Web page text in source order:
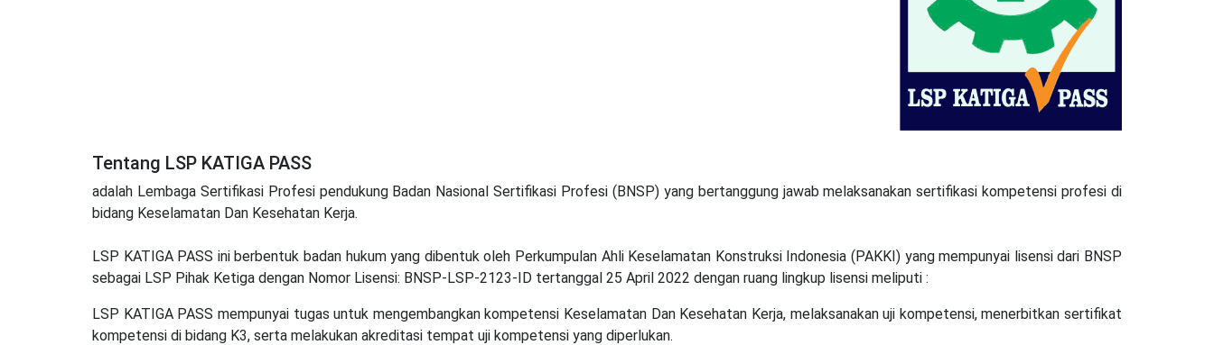
Tentang LSP KATIGA PASS
adalah Lembaga Sertifikasi Profesi pendukung Badan Nasional Sertifikasi Profesi (BNSP) yang bertanggung jawab melaksanakan sertifikasi kompetensi profesi di
bidang Keselamatan Dan Kesehatan Kerja.
LSP KATIGA PASS ini berbentuk badan hukum yang dibentuk oleh Perkumpulan Ahli Keselamatan Konstruksi Indonesia (PAKKI) yang mempunyai lisensi dari BNSP
sebagai LSP Pihak Ketiga dengan Nomor Lisensi: BNSP-LSP-2123-ID tertanggal 25 April 2022 dengan ruang lingkup lisensi meliputi :
LSP KATIGA PASS mempunyai tugas untuk mengembangkan kompetensi Keselamatan Dan Kesehatan Kerja, melaksanakan uji kompetensi, menerbitkan sertifikat
kompetensi di bidang K3, serta melakukan akreditasi tempat uji kompetensi yang diperlukan.